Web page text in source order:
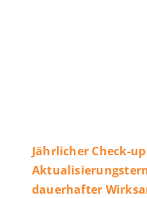
Jährlicher Check-
dauerhafter